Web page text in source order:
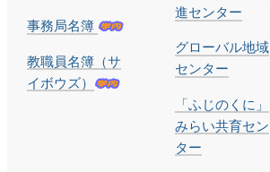
事務局名簿
教職員名簿（サ
イボウズ）
進センター
グローバル地域
センター
「ふじのくに」
みらい共育セン
ター